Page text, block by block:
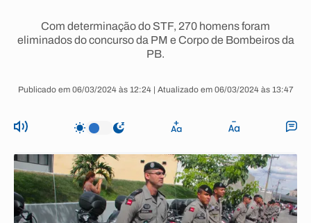
Com determinação do STF, 270 homens foram
eliminados do concurso da PM e Corpo de Bombeiros da
PB.
Publicado em 06/03/2024 às 12:24 | Atualizado em 06/03/2024 às 13:47